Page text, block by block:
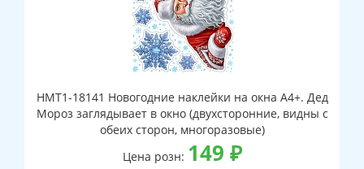
НМТ1-18141 Новогодние наклейки на окна А4+. Дед
Мороз заглядывает в окно (двухсторонние, видны с
обеих сторон, многоразовые)
Цена розн: 149 ₽